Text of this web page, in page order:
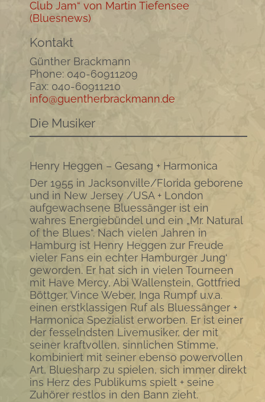
Club Jam“ von Martin Tiefensee
(Bluesnews)
Kontakt
Günther Brackmann
Phone: 040-60911209
Fax: 040-60911210
info@guentherbrackmann.de
Die Musiker
Henry Heggen – Gesang + Harmonica
Der 1955 in Jacksonville/Florida geborene
und in New Jersey /USA + London
aufgewachsene Bluessänger ist ein
wahres Energiebündel und ein „Mr. Natural
of the Blues“. Nach vielen Jahren in
Hamburg ist Henry Heggen zur Freude
vieler Fans ein echter Hamburger Jung‘
geworden. Er hat sich in vielen Tourneen
mit Have Mercy, Abi Wallenstein, Gottfried
Böttger, Vince Weber, Inga Rumpf u.v.a.
einen erstklassigen Ruf als Bluessänger +
Harmonica Spezialist erworben. Er ist einer
der fesselndsten Livemusiker, der mit
seiner kraftvollen, sinnlichen Stimme,
kombiniert mit seiner ebenso powervollen
Art, Bluesharp zu spielen, sich immer direkt
ins Herz des Publikums spielt + seine
Zuhörer restlos in den Bann zieht.